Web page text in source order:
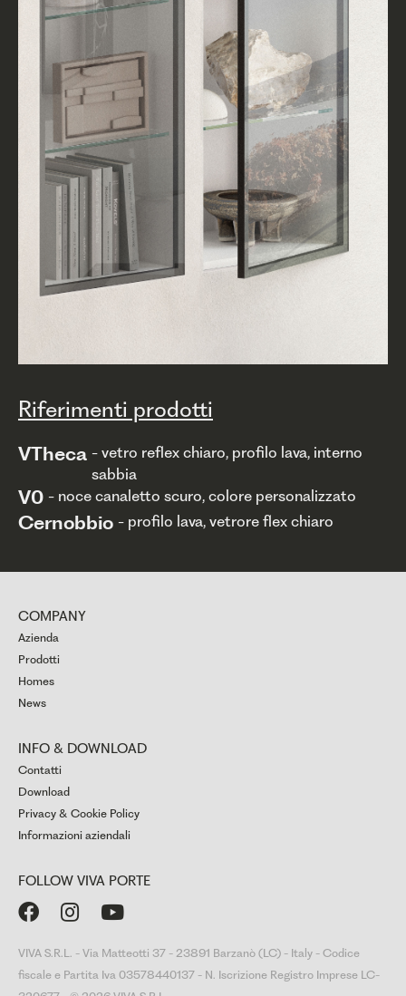
Riferimenti prodotti
VTheca - vetro reflex chiaro, profilo lava, interno
sabbia
V0 - noce canaletto scuro, colore personalizzato
Cernobbio - profilo lava, vetrore flex chiaro
COMPANY
Azienda
Prodotti
Homes
News
INFO & DOWNLOAD
Contatti
Download
Privacy & Cookie Policy
Informazioni aziendali
FOLLOW VIVA PORTE
  
VIVA S.R.L. - Via Matteotti 37 - 23891 Barzanò (LC) - Italy - Codice
fiscale e Partita Iva 03578440137 - N. Iscrizione Registro Imprese LC-